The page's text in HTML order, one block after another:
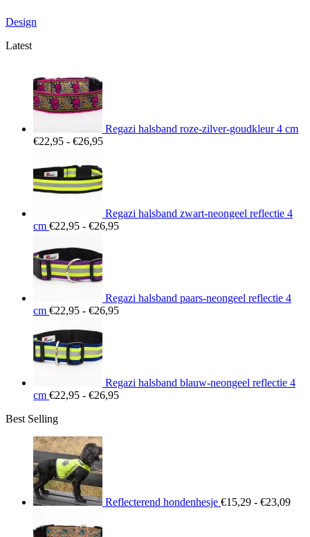
Design
Latest
Regazi halsband roze-zilver-goudkleur 4 cm
€22,95 - €26,95Prijsklasse:
Regazi halsband zwart-neongeel reflectie 4
cm €22,95 - €26,95Prijsklasse:
Regazi halsband paars-neongeel reflectie 4
cm €22,95 - €26,95Prijsklasse:
Regazi halsband blauw-neongeel reflectie 4
cm €22,95 - €26,95Prijsklasse:
Best Selling
Reflecterend hondenhesje €15,29 - €23,09